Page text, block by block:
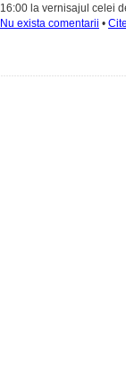
16:00 la vernisajul celei
Nu exista comentarii •